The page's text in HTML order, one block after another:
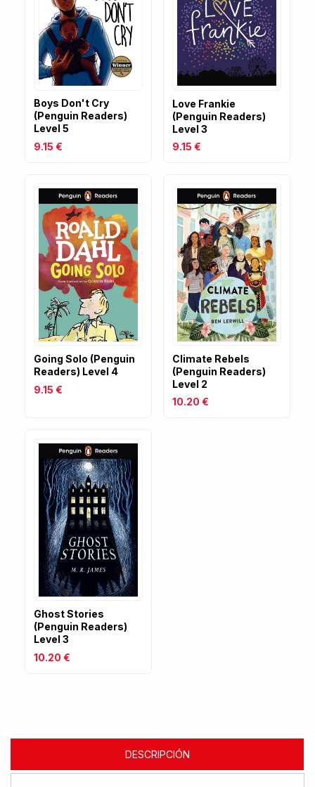
Boys Don't Cry
(Penguin Readers)
Level 5
9.15 €
Love Frankie
(Penguin Readers)
Level 3
9.15 €
Going Solo (Penguin
Readers) Level 4
9.15 €
Climate Rebels
(Penguin Readers)
Level 2
10.20 €
Ghost Stories
(Penguin Readers)
Level 3
10.20 €
DESCRIPCIÓN